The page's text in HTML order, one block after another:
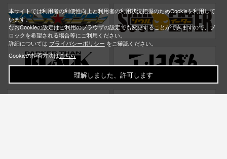
本サイトでは利用者の利便性向上と利用者の利用状況把握のためCookieを利用して
います。
なおCookieの設定はご利用のブラウザの設定でも変更することができますので、ブ
ロックを希望される場合等にご利用ください。
詳細については プライバシーポリシー をご確認ください。
Cookieの拒否方法はこちら
理解しました、許可します